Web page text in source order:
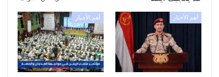
أهم الأخبار أهم الأخبار